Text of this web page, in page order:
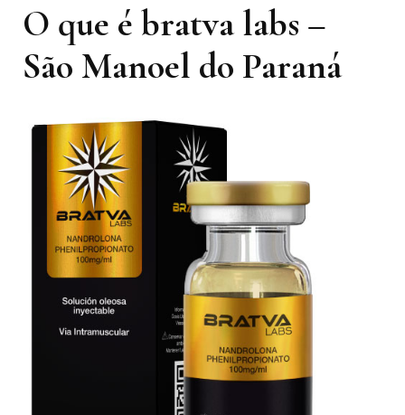
O que é bratva labs –
São Manoel do Paraná